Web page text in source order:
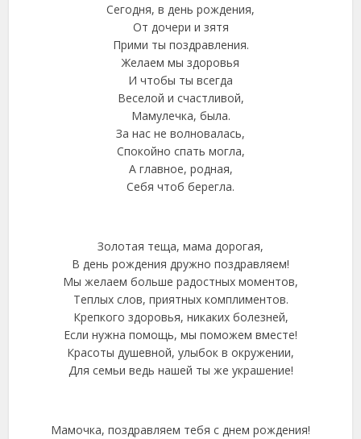
Сегодня, в день рождения,
От дочери и зятя
Прими ты поздравления.
Желаем мы здоровья
И чтобы ты всегда
Веселой и счастливой,
Мамулечка, была.
За нас не волновалась,
Спокойно спать могла,
А главное, родная,
Себя чтоб берегла.
Золотая теща, мама дорогая,
В день рождения дружно поздравляем!
Мы желаем больше радостных моментов,
Теплых слов, приятных комплиментов.
Крепкого здоровья, никаких болезней,
Если нужна помощь, мы поможем вместе!
Красоты душевной, улыбок в окружении,
Для семьи ведь нашей ты же украшение!
Мамочка, поздравляем тебя с днем рождения!